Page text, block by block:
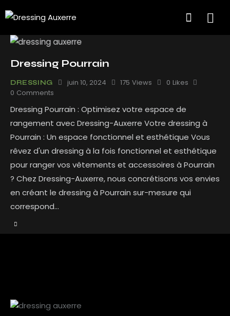
Dressing Pourrain
DRESSING juin 10, 2024 175 Views 0 Likes
0 Comments
Dressing Pourrain : Optimisez votre espace de
rangement avec Dressing-Auxerre Votre dressing à
Pourrain : Un espace fonctionnel et esthétique Vous
rêvez d'un dressing à la fois fonctionnel et esthétique
pour ranger vos vêtements et accessoires à Pourrain
? Chez Dressing-Auxerre, nous concrétisons vos envies
en créant le dressing à Pourrain sur-mesure qui
correspond…